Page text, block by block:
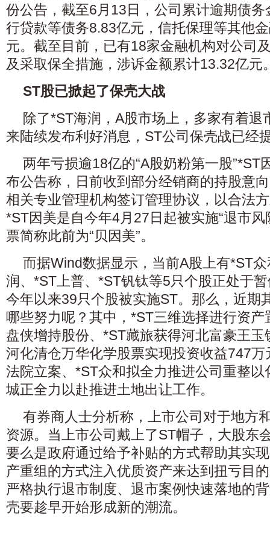
份公告，截至6月13日，公司累计逾期债
行贷款等债务8.83亿元，信托保理等其他
元。截至目前，已有18家金融机构对公司
及采取保全措施，涉诉金额累计13.32亿元
ST股已掀起了保壳大战
除了*ST海润，A股市场上，多家有着退
来陆续发布利好消息，ST公司保壳战已经
两年亏损逾18亿的“A股奶粉第一股”*ST
布公告称，日前收到部分经销商的持股意
相关专业管理机构签订管理协议，以合法
*ST因美是自今年4月27日起被实施“退市风
票简称此前为“贝因美”。
而据Wind数据显示，当前A股上有*ST
润、*ST上普、*ST钒钛等5只个股正处于
今年以来39只个股被实施ST。那么，近期
哪些努力呢？其中，*ST三维选择进行资
盘侠增持股份、*ST藏旅获得河北富豪王
河化清仓万华化学股票实现投资收益747
法院立案、*ST众和拟全力推进公司重整
城正全力以赴推进土地出让工作。
有券商人士分析称，上市公司对于地方
资源。当上市公司戴上了ST帽子，大股东
要么是政府通过给予补贴的方式帮助其实
产重组的方式注入优质资产来达到扭亏目
严格执行退市制度、退市案例快速落地的
壳要趁早开始形成新的潮流。